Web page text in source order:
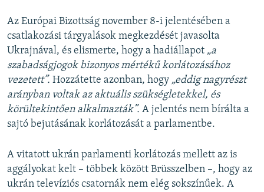
Az Európai Bizottság november 8-i jelentésében a
csatlakozási tárgyalások megkezdését javasolta
Ukrajnával, és elismerte, hogy a hadiállapot „a
szabadságjogok bizonyos mértékű korlátozásához
vezetett”. Hozzátette azonban, hogy „eddig nagyrészt
arányban voltak az aktuális szükségletekkel, és
körültekintően alkalmazták”. A jelentés nem bírálta a
sajtó bejutásának korlátozását a parlamentbe.
A vitatott ukrán parlamenti korlátozás mellett az is
aggályokat kelt – többek között Brüsszelben –, hogy az
ukrán televíziós csatornák nem elég sokszínűek. A